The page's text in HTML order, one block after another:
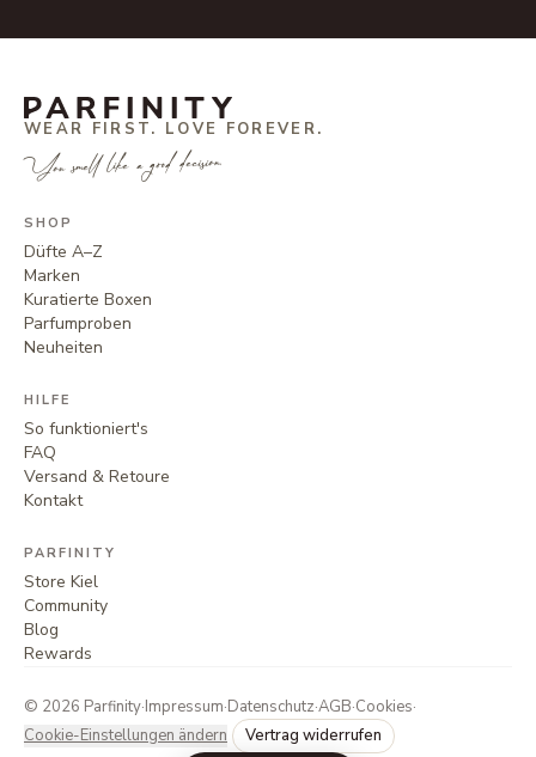
WEAR FIRST. LOVE FOREVER.
You smell like a good decision.
SHOP
Düfte A–Z
Marken
Kuratierte Boxen
Parfumproben
Neuheiten
HILFE
So funktioniert's
FAQ
Versand & Retoure
Kontakt
PARFINITY
Store Kiel
Community
Blog
Rewards
© 2026 Parfinity·Impressum·Datenschutz·AGB·Cookies·
Cookie-Einstellungen ändern
Vertrag widerrufen